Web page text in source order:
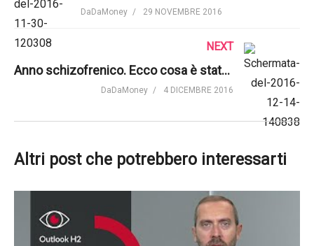
DaDaMoney 29 NOVEMBRE 2016
NEXT
Anno schizofrenico. Ecco cosa è stato il 2016
DaDaMoney 4 DICEMBRE 2016
Altri post che potrebbero interessarti